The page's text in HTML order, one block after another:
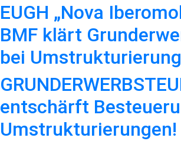
EUGH „Nova
BMF klärt
bei
entschärft
Umstrukturierungen!